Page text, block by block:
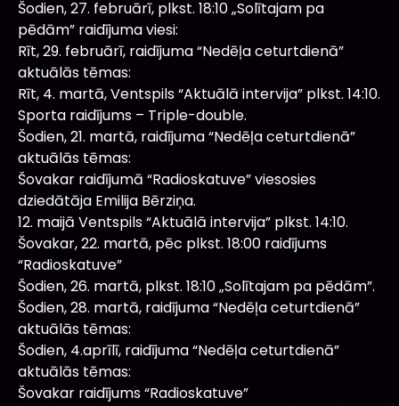
Šodien, 27. februārī, plkst. 18:10 „Solītajam pa
pēdām” raidījuma viesi:
Rīt, 29. februārī, raidījuma “Nedēļa ceturtdienā”
aktuālās tēmas:
Rīt, 4. martā, Ventspils “Aktuālā intervija” plkst. 14:10.
Sporta raidījums – Triple-double.
Šodien, 21. martā, raidījuma “Nedēļa ceturtdienā”
aktuālās tēmas:
Šovakar raidījumā “Radioskatuve” viesosies
dziedātāja Emilija Bērziņa.
12. maijā Ventspils “Aktuālā intervija” plkst. 14:10.
Šovakar, 22. martā, pēc plkst. 18:00 raidījums
“Radioskatuve”
Šodien, 26. martā, plkst. 18:10 „Solītajam pa pēdām”.
Šodien, 28. martā, raidījuma “Nedēļa ceturtdienā”
aktuālās tēmas:
Šodien, 4.aprīlī, raidījuma “Nedēļa ceturtdienā”
aktuālās tēmas:
Šovakar raidījums “Radioskatuve”